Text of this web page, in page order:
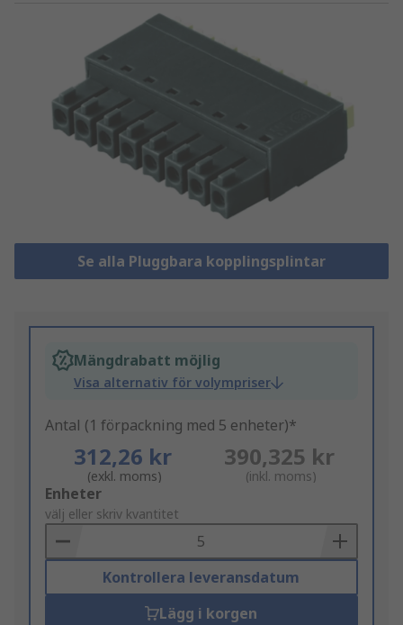
Se alla Pluggbara kopplingsplintar
Mängdrabatt möjlig
Visa alternativ för volympriser
Antal (1 förpackning med 5 enheter)*
312,26 kr
(exkl. moms)
390,325 kr
(inkl. moms)
Add
to
Basket
Enheter
välj eller skriv kvantitet
Kontrollera leveransdatum
Lägg i korgen